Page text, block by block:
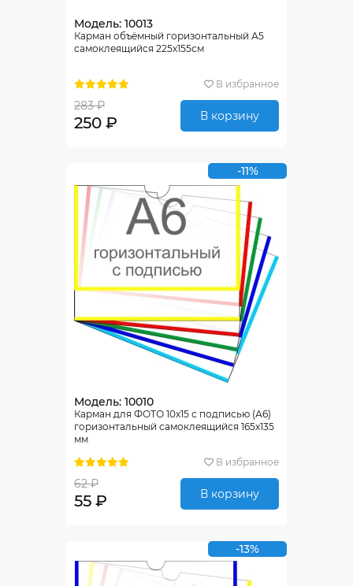
Модель: 10013
Карман объёмный горизонтальный А5
самоклеящийся 225х155см
В избранное
283 ₽
250 ₽ В корзину
-11%
Модель: 10010
Карман для ФОТО 10х15 с подписью (А6)
горизонтальный самоклеящийся 165х135
мм
В избранное
62 ₽
55 ₽ В корзину
-13%